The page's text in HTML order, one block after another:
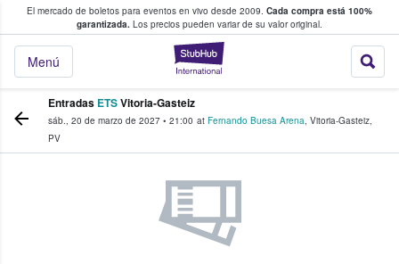
El mercado de boletos para eventos en vivo desde 2009. Cada compra está 100%
garantizada. Los precios pueden variar de su valor original.
StubHub: donde
Menú
fans compran y venden boletos
Entradas ETSVitoria-Gasteiz
sáb., 20 de marzo de 2027 • 21:00 at Fernando Buesa Arena, Vitoria-Gasteiz,
PV